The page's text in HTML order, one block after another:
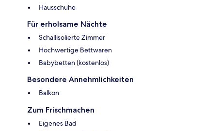
Hausschuhe
Für erholsame Nächte
Schallisolierte Zimmer
Hochwertige Bettwaren
Babybetten (kostenlos)
Besondere Annehmlichkeiten
Balkon
Zum Frischmachen
Eigenes Bad